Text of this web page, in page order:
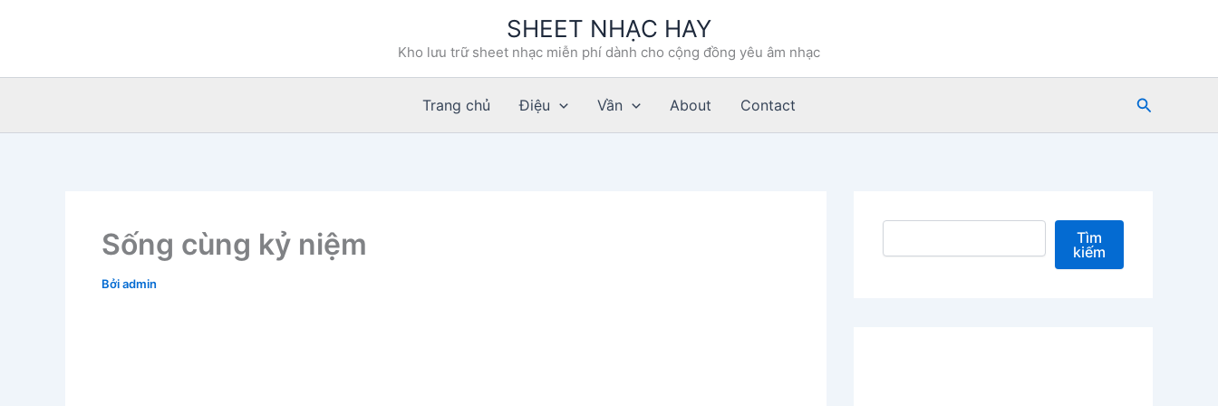
dung
SHEET NHẠC HAY
Kho lưu trữ sheet nhạc miễn phí dành cho cộng đồng yêu âm nhạc
Trang chủ Điệu Vần About Contact
Tìm
Sống cùng kỷ niệm
Bởiadmin
Tìm kiếm
Tìm
kiếm